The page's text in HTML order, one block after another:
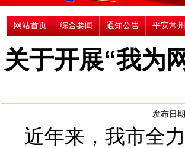
网站首页 综合要闻 通知公告 平安常州
关于开展“我为
发布日
近年来，我市全